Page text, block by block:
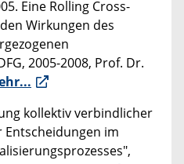
Eine Rolling Cross-
Wirkungen des
2005-2008, Prof. Dr.
kollektiv verbindlicher
im